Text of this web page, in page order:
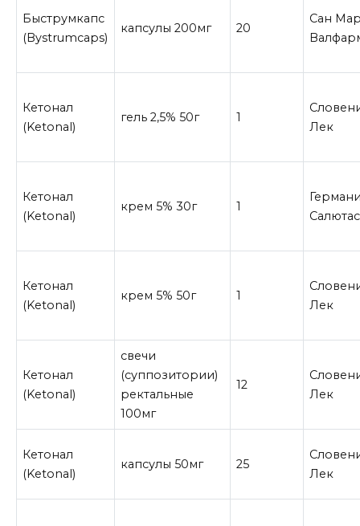
Быструмкапс
(Bystrumcaps)
капсулы 200мг 20
Сан
Кетонал
(Ketonal)
гель 2,5% 50г 1
Лек
Кетонал
(Ketonal)
крем 5% 30г 1
Салютас
Кетонал
(Ketonal)
крем 5% 50г 1
Лек
Кетонал
(Ketonal)
свечи
(суппозитории)
ректальные
100мг
12
Лек
Кетонал
(Ketonal)
капсулы 50мг 25
Лек